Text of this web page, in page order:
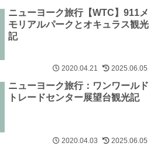
ニューヨーク旅行【WTC】911メ
モリアルパークとオキュラス観光
記
2020.04.21 2025.06.05
ニューヨーク旅行：ワンワールド
トレードセンター展望台観光記
2020.04.03 2025.06.05